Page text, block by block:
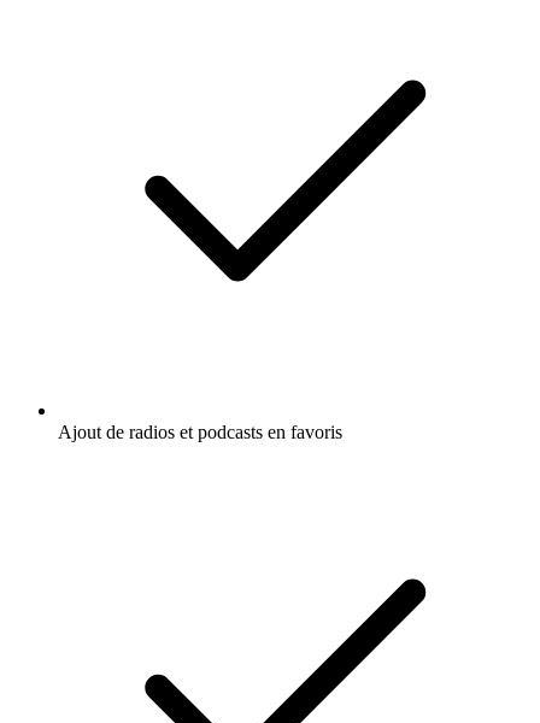
Ajout de radios et podcasts en favoris